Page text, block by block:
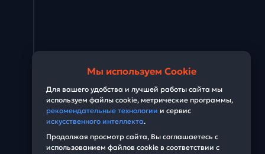
Мы используем Cookie
Для вашего удобства и лучшей работы сайта мы
используем файлы cookie, метрические программы,
рекомендательные технологии и сервис
искусственного интеллекта.
Продолжая просмотр сайта, Вы соглашаетесь с
использованием файлов cookie в соответствии с